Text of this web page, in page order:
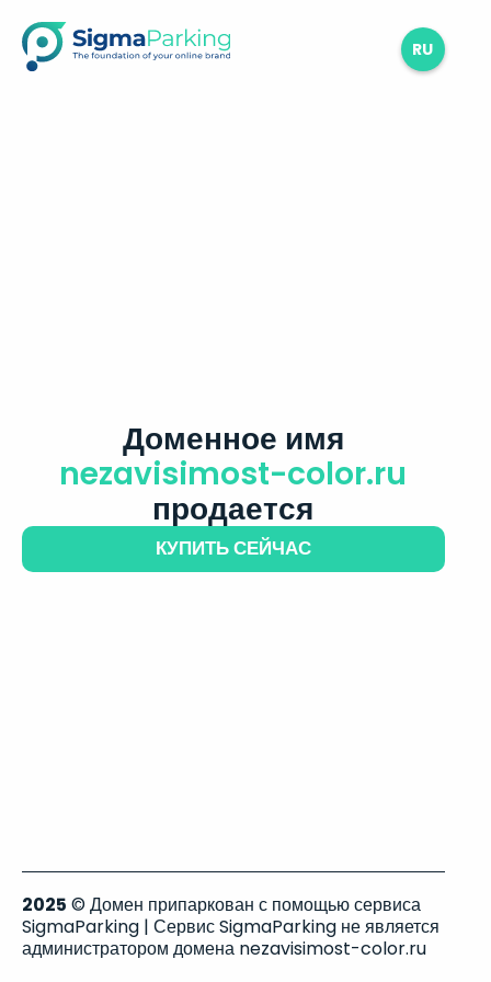
RU
Доменное имя
nezavisimost-color.ru
продается
КУПИТЬ СЕЙЧАС
2025 © Домен припаркован с помощью сервиса
SigmaParking | Сервис SigmaParking не является
администратором домена nezavisimost-color.ru